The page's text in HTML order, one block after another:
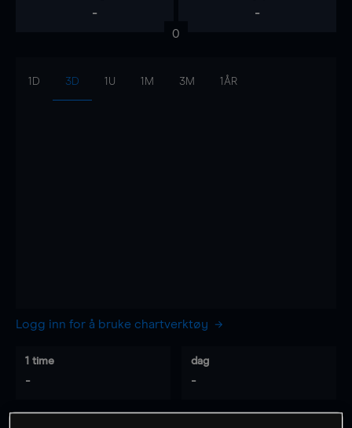
- -
0
1D 3D 1U 1M 3M 1ÅR
Logg inn for å bruke chartverktøy
1 time
-
dag
-